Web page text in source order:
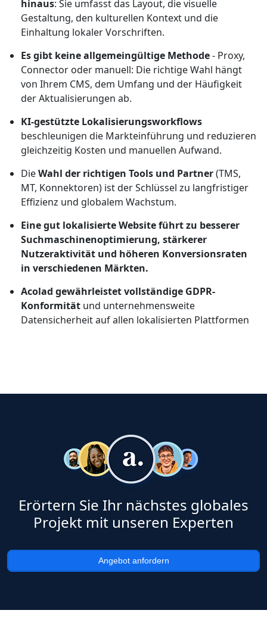
hinaus: Sie umfasst das Layout, die visuelle
Gestaltung, den kulturellen Kontext und die
Einhaltung lokaler Vorschriften.
Es gibt keine allgemeingültige Methode- Proxy,
Connector oder manuell: Die richtige Wahl hängt
von Ihrem CMS, dem Umfang und der Häufigkeit
der Aktualisierungen ab.
KI-gestützte Lokalisierungsworkflows
beschleunigen die Markteinführung und reduzieren
gleichzeitig Kosten und manuellen Aufwand.
DieWahl der richtigen Tools und Partner(TMS,
MT, Konnektoren) ist der Schlüssel zu langfristiger
Effizienz und globalem Wachstum.
Eine gut lokalisierte Website führt zu besserer
Suchmaschinenoptimierung, stärkerer
Nutzeraktivität und höheren Konversionsraten
in verschiedenen Märkten.
Acolad gewährleistet vollständige GDPR-
Konformität und unternehmensweite
Datensicherheit auf allen lokalisierten Plattformen
Erörtern Sie Ihr nächstes globales
Projekt mit unseren Experten
Angebot anfordern